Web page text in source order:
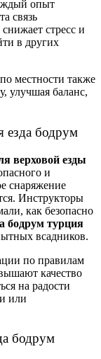
опыт
связь
стресс и
в других
по местности также
улучшая баланс,
езда бодрум
верховой езды
и
снаряжение
Инструкторы
как безопасно
бодрум турция
всадников.
по правилам
качество
на радости
или
бодрум